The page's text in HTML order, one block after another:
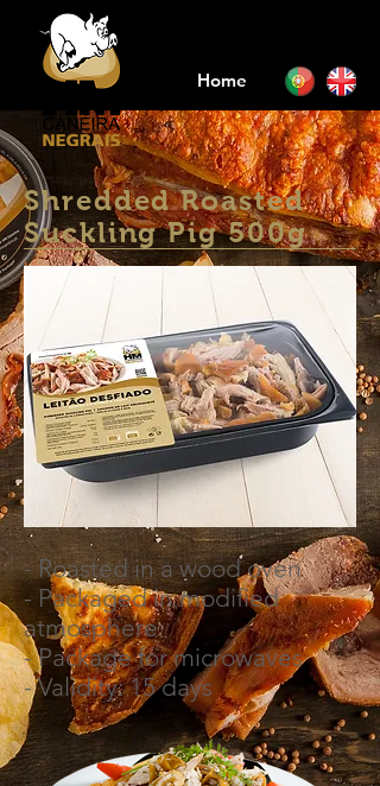
Home
Shredded Roasted
Suckling Pig 500g
- Roasted in a wood oven
- Packaged in modified
atmosphere
- Package for microwaves
- Validity: 15 days